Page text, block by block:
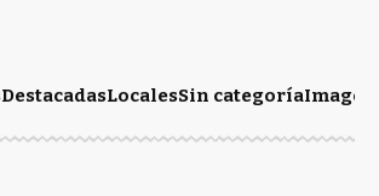
DestacadasLocalesSin categoríaImagen